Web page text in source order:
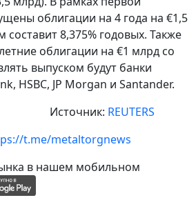
облигации на 4 года на €1,5
составит 8,375% годовых. Также
облигации на €1 млрд со
выпуском будут банки
HSBC, JP Morgan и Santander.
Источник: REUTERS
t.me/metaltorgnews
в нашем мобильном